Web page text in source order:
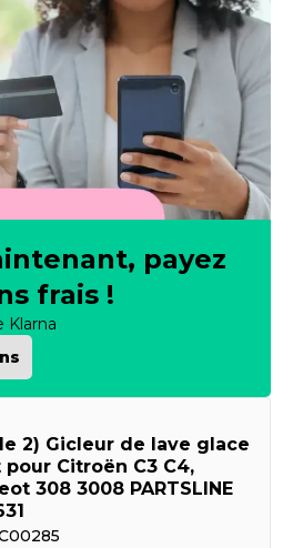
payez
frais !
Klarna
2) Gicleur de lave glace
pour Citroën C3 C4,
308 3008 PARTSLINE